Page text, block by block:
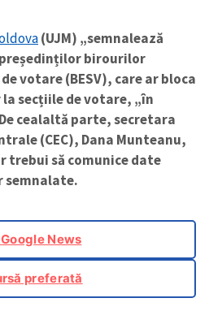
(UJM) „semnalează
birourilor
votare (BESV), care ar bloca
secțiile de votare, „în
cealaltă parte, secretara
(CEC), Dana Munteanu,
trebui să comunice date
semnalate.
News
preferată